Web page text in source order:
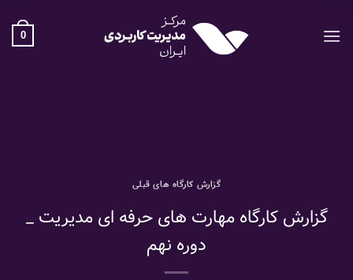
content
0
گزارش کارگاه های قبلی
گزارش کارگاه مهارت های حرفه ای مدیریت _
دوره نهم